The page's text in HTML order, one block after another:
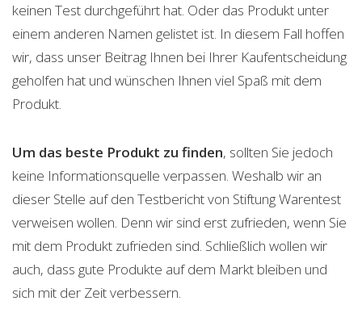
keinen Test durchgeführt hat. Oder das Produkt unter
einem anderen Namen gelistet ist. In diesem Fall hoffen
wir, dass unser Beitrag Ihnen bei Ihrer Kaufentscheidung
geholfen hat und wünschen Ihnen viel Spaß mit dem
Produkt.
Um das beste Produkt zu finden, sollten Sie jedoch
keine Informationsquelle verpassen. Weshalb wir an
dieser Stelle auf den Testbericht von Stiftung Warentest
verweisen wollen. Denn wir sind erst zufrieden, wenn Sie
mit dem Produkt zufrieden sind. Schließlich wollen wir
auch, dass gute Produkte auf dem Markt bleiben und
sich mit der Zeit verbessern.